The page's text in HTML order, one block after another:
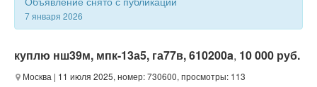
7 января 2026
куплю нш39м, мпк-13а5, га77в, 610200a, 10 000 руб.
Москва | 11 июля 2025, номер: 730600, просмотры: 113